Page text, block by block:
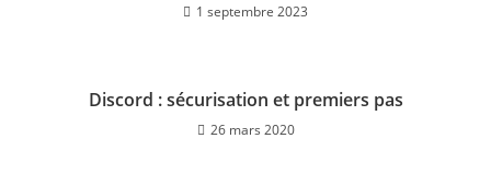
1 septembre 2023
Discord : sécurisation et premiers pas
26 mars 2020